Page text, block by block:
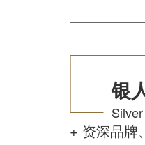
银
+ 资深品牌